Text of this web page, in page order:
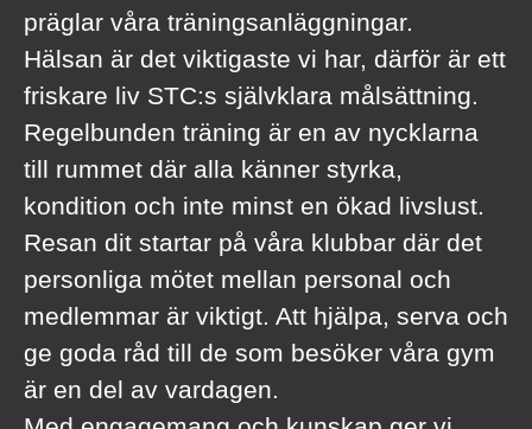
präglar våra träningsanläggningar.
Hälsan är det viktigaste vi har, därför är ett
friskare liv STC:s självklara målsättning.
Regelbunden träning är en av nycklarna
till rummet där alla känner styrka,
kondition och inte minst en ökad livslust.
Resan dit startar på våra klubbar där det
personliga mötet mellan personal och
medlemmar är viktigt. Att hjälpa, serva och
ge goda råd till de som besöker våra gym
är en del av vardagen.